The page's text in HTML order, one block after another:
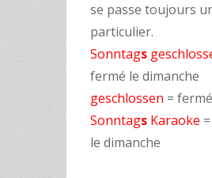
se passe toujours
particulier.
Sonntags
fermé le dimanche
geschlossen = fermé
Sonntags Karaoke
le dimanche